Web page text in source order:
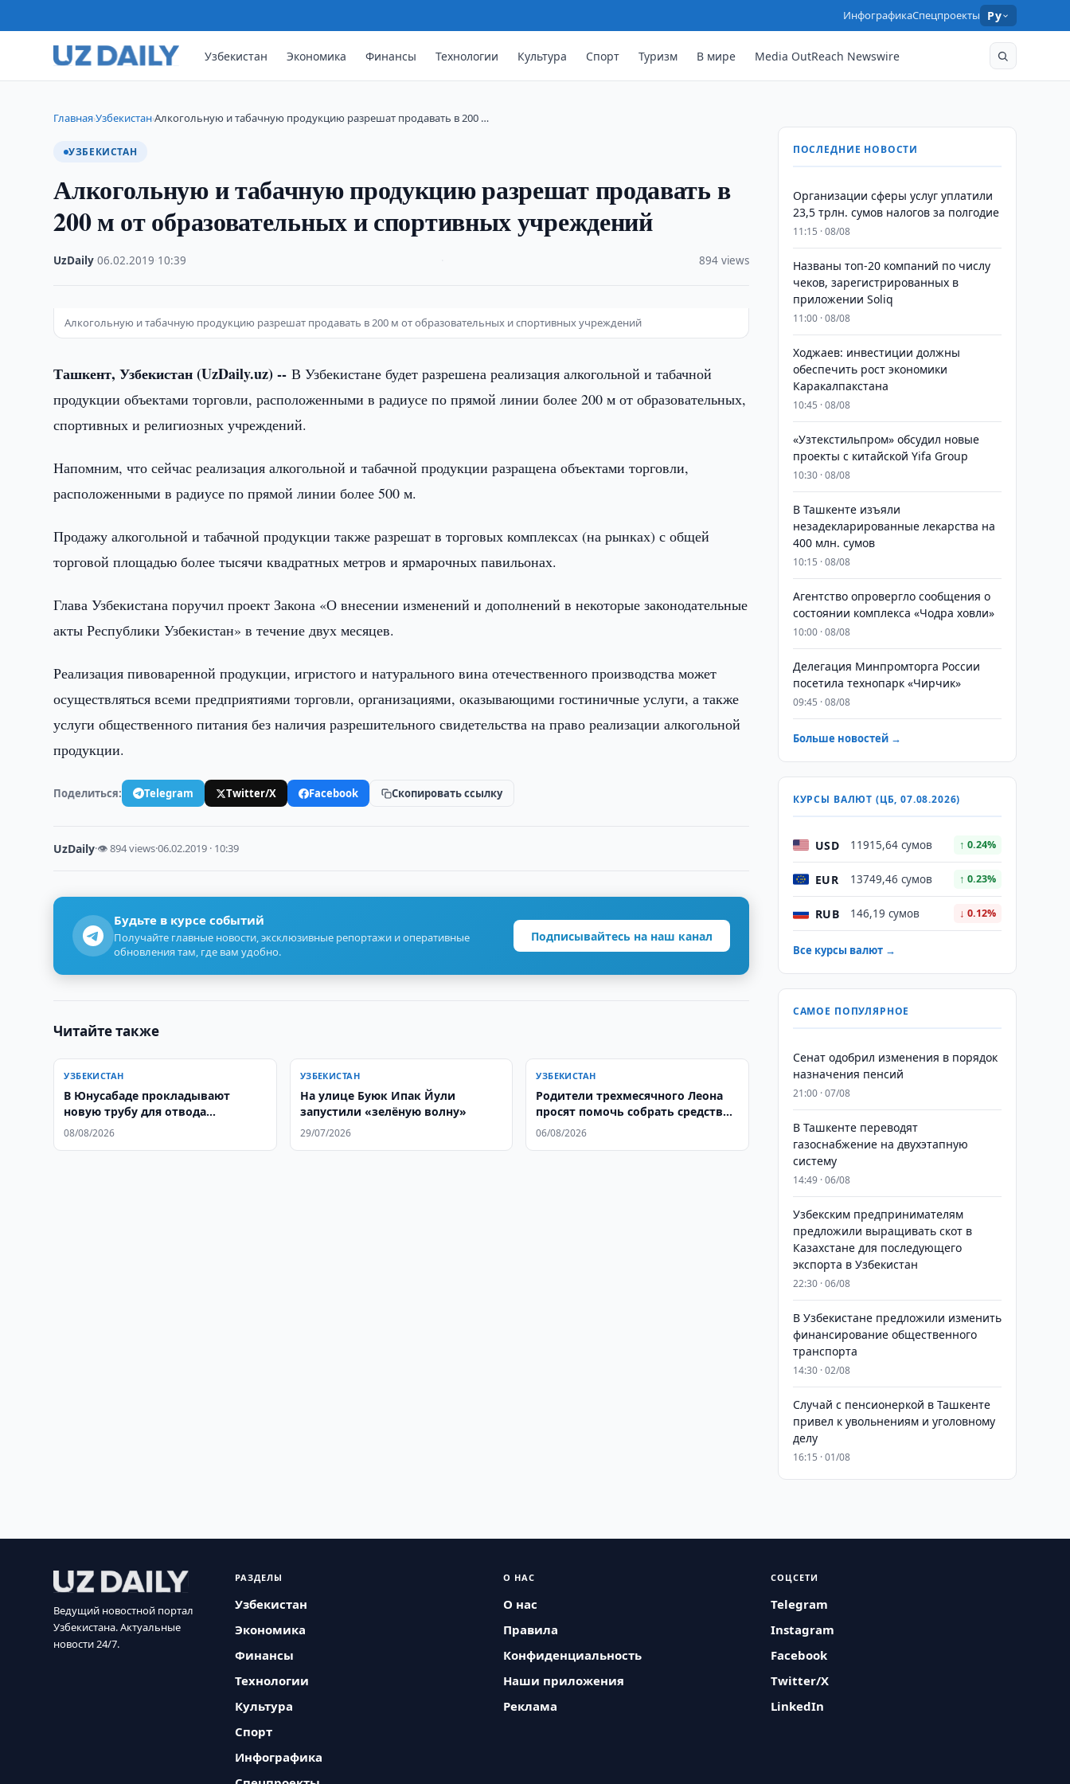
ИнфографикаСпецпроекты Ру
Узбекистан Экономика Финансы Технологии Культура Спорт Туризм В мире Media OutReach Newswire
Главная›Узбекистан›Алкогольную и табачную продукцию разрешат продавать в 200 …
УЗБЕКИСТАН
Алкогольную и табачную продукцию разрешат продавать в
200 м от образовательных и спортивных учреждений
UzDaily ·06.02.2019 10:39 894 views
Алкогольную и табачную продукцию разрешат продавать в 200 м от образовательных и спортивных учреждений
Ташкент, Узбекистан (UzDaily.uz) --В Узбекистане будет разрешена реализация алкогольной и табачной
продукции объектами торговли, расположенными в радиусе по прямой линии более 200 м от образовательных,
спортивных и религиозных учреждений.
Напомним, что сейчас реализация алкогольной и табачной продукции разращена объектами торговли,
расположенными в радиусе по прямой линии более 500 м.
Продажу алкогольной и табачной продукции также разрешат в торговых комплексах (на рынках) с общей
торговой площадью более тысячи квадратных метров и ярмарочных павильонах.
Глава Узбекистана поручил проект Закона «О внесении изменений и дополнений в некоторые законодательные
акты Республики Узбекистан» в течение двух месяцев.
Реализация пивоваренной продукции, игристого и натурального вина отечественного производства может
осуществляться всеми предприятиями торговли, организациями, оказывающими гостиничные услуги, а также
услуги общественного питания без наличия разрешительного свидетельства на право реализации алкогольной
продукции.
Поделиться: Telegram Twitter/X Facebook Скопировать ссылку
UzDaily·👁 894 views·06.02.2019 · 10:39
Будьте в курсе событий
Получайте главные новости, эксклюзивные репортажи и оперативные
обновления там, где вам удобно.
Подписывайтесь на наш канал
Читайте также
УЗБЕКИСТАН
В Юнусабаде прокладывают
новую трубу для отвода
дождевой воды
08/08/2026
УЗБЕКИСТАН
На улице Буюк Ипак Йули
запустили «зелёную волну»
29/07/2026
УЗБЕКИСТАН
Родители трехмесячного Леона
просят помочь собрать средства
на лечение
06/08/2026
ПОСЛЕДНИЕ НОВОСТИ
Организации сферы услуг уплатили
23,5 трлн. сумов налогов за полгодие
11:15 · 08/08
Названы топ-20 компаний по числу
чеков, зарегистрированных в
приложении Soliq
11:00 · 08/08
Ходжаев: инвестиции должны
обеспечить рост экономики
Каракалпакстана
10:45 · 08/08
«Узтекстильпром» обсудил новые
проекты с китайской Yifa Group
10:30 · 08/08
​​​​​​​В Ташкенте изъяли
незадекларированные лекарства на
400 млн. сумов
10:15 · 08/08
Агентство опровергло сообщения о
состоянии комплекса «Чодра ховли»
10:00 · 08/08
Делегация Минпромторга России
посетила технопарк «Чирчик»
09:45 · 08/08
Больше новостей →
КУРСЫ ВАЛЮТ (ЦБ, 07.08.2026)
USD 11915,64 сумов ↑ 0.24%
EUR 13749,46 сумов ↑ 0.23%
RUB 146,19 сумов ↓ 0.12%
Все курсы валют →
САМОЕ ПОПУЛЯРНОЕ
Сенат одобрил изменения в порядок
назначения пенсий
21:00 · 07/08
В Ташкенте переводят
газоснабжение на двухэтапную
систему
14:49 · 06/08
Узбекским предпринимателям
предложили выращивать скот в
Казахстане для последующего
экспорта в Узбекистан
22:30 · 06/08
В Узбекистане предложили изменить
финансирование общественного
транспорта
14:30 · 02/08
Случай с пенсионеркой в Ташкенте
привел к увольнениям и уголовному
делу
16:15 · 01/08
Ведущий новостной портал
Узбекистана. Актуальные
новости 24/7.
РАЗДЕЛЫ
Узбекистан
Экономика
Финансы
Технологии
Культура
Спорт
Инфографика
О НАС
О нас
Правила
Конфиденциальность
Наши приложения
Реклама
СОЦСЕТИ
Telegram
Instagram
Facebook
Twitter/X
LinkedIn